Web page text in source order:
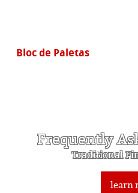
Bloc de Paletas
Frequently
Traditional
learn